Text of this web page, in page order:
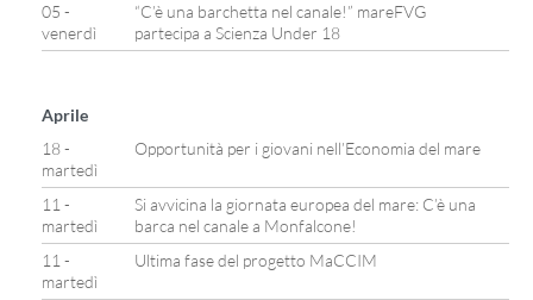
05 -
venerdì
“C’è una barchetta nel canale!” mareFVG
partecipa a Scienza Under 18
Aprile
18 -
martedì
Opportunità per i giovani nell’Economia del mare
11 -
martedì
Si avvicina la giornata europea del mare: C’è una
barca nel canale a Monfalcone!
11 -
martedì
Ultima fase del progetto MaCCIM